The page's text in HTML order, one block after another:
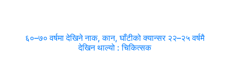
६०–७० वर्षमा देखिने नाक, कान, घाँटीको क्यान्सर २२–२५ वर्षमै
देखिन थाल्यो : चिकित्सक